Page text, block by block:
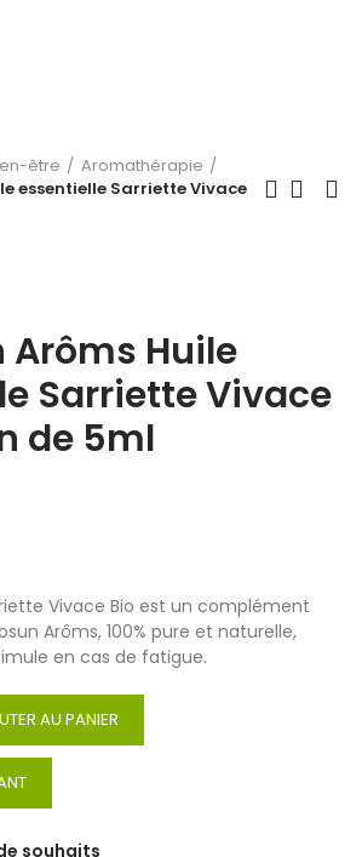
être
Aromathérapie
essentielle Sarriette Vivace
Arôms Huile
Sarriette Vivace
de 5ml
Vivace Bio est un complément
Arôms, 100% pure et naturelle,
en cas de fatigue.
AU PANIER
souhaits